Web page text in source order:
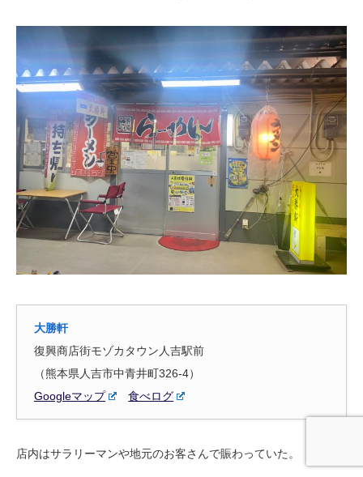
大勝軒
復興商店街モゾカタウン人吉駅前
（熊本県人吉市中青井町326-4）
Googleマップ
食べログ
店内はサラリーマンや地元のお客さんで賑わっていた。